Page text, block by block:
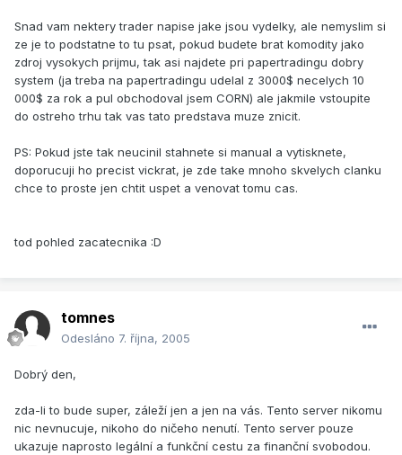
Snad vam nektery trader napise jake jsou vydelky, ale nemyslim si
ze je to podstatne to tu psat, pokud budete brat komodity jako
zdroj vysokych prijmu, tak asi najdete pri papertradingu dobry
system (ja treba na papertradingu udelal z 3000$ necelych 10
000$ za rok a pul obchodoval jsem CORN) ale jakmile vstoupite
do ostreho trhu tak vas tato predstava muze znicit.
PS: Pokud jste tak neucinil stahnete si manual a vytisknete,
doporucuji ho precist vickrat, je zde take mnoho skvelych clanku
chce to proste jen chtit uspet a venovat tomu cas.
tod pohled zacatecnika :D
tomnes
Odesláno 7. října, 2005
Dobrý den,
zda-li to bude super, záleží jen a jen na vás. Tento server nikomu
nic nevnucuje, nikoho do ničeho nenutí. Tento server pouze
ukazuje naprosto legální a funkční cestu za finanční svobodou.